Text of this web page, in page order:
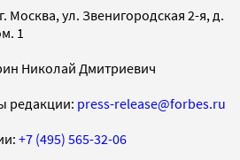
Москва, ул. Звенигородская 2-я, д.
1
Николай Дмитриевич
редакции: press-release@forbes.ru
+7 (495) 565-32-06